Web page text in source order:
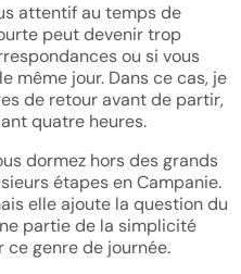
attentif au temps de
peut devenir trop
ou si vous
même jour. Dans ce cas, je
de retour avant de partir,
quatre heures.
dormez hors des grands
étapes en Campanie.
elle ajoute la question du
partie de la simplicité
genre de journée.